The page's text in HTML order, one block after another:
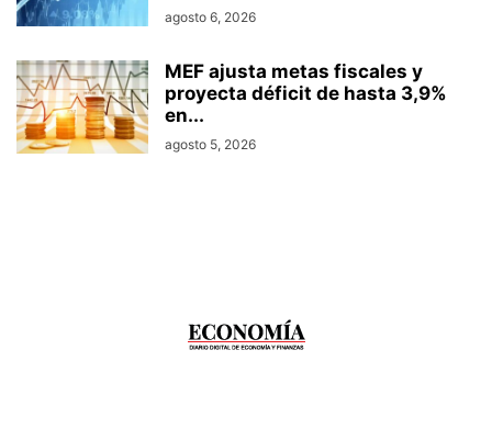
agosto 6, 2026
MEF ajusta metas fiscales y
proyecta déficit de hasta 3,9%
en...
agosto 5, 2026